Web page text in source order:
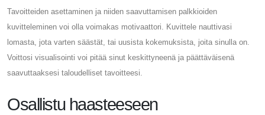
Tavoitteiden asettaminen ja niiden saavuttamisen palkkioiden
kuvitteleminen voi olla voimakas motivaattori. Kuvittele nauttivasi
lomasta, jota varten säästät, tai uusista kokemuksista, joita sinulla on.
Voittosi visualisointi voi pitää sinut keskittyneenä ja päättäväisenä
saavuttaaksesi taloudelliset tavoitteesi.
Osallistu haasteeseen